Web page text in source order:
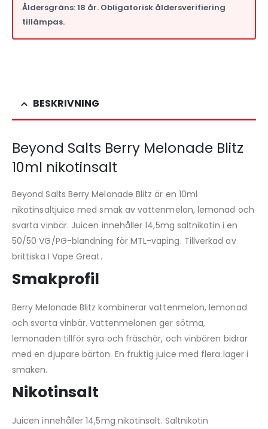
Åldersgräns: 18 år. Obligatorisk åldersverifiering
tillämpas.
BESKRIVNING
Beyond Salts Berry Melonade Blitz
10ml nikotinsalt
Beyond Salts Berry Melonade Blitz är en 10ml
nikotinsaltjuice med smak av vattenmelon, lemonad och
svarta vinbär. Juicen innehåller 14,5mg saltnikotin i en
50/50 VG/PG-blandning för MTL-vaping. Tillverkad av
brittiska I Vape Great.
Smakprofil
Berry Melonade Blitz kombinerar vattenmelon, lemonad
och svarta vinbär. Vattenmelonen ger sötma,
lemonaden tillför syra och fräschör, och vinbären bidrar
med en djupare bärton. En fruktig juice med flera lager i
smaken.
Nikotinsalt
Juicen innehåller 14,5mg nikotinsalt. Saltnikotin